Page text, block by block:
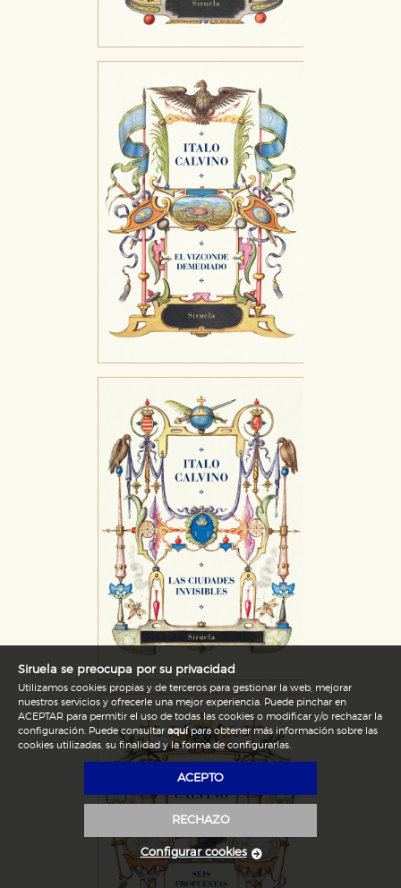
Siruela se preocupa por su privacidad
Utilizamos cookies propias y de terceros para gestionar la web, mejorar
nuestros servicios y ofrecerle una mejor experiencia. Puede pinchar en
ACEPTAR para permitir el uso de todas las cookies o modificar y/o rechazar la
configuración. Puede consultar aquípara obtener más información sobre las
cookies utilizadas, su finalidad y la forma de configurarlas.
ACEPTO
RECHAZO
Configurar cookies